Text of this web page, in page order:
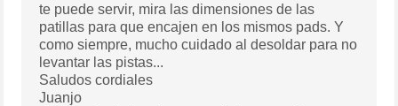
te puede servir, mira las dimensiones de las
patillas para que encajen en los mismos pads. Y
como siempre, mucho cuidado al desoldar para no
levantar las pistas...
Saludos cordiales
Juanjo